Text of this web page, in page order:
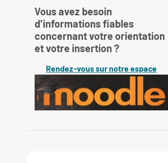
Vous avez besoin
d'informations fiables
concernant votre orientation
et votre insertion ?
Rendez-vous sur notre espace